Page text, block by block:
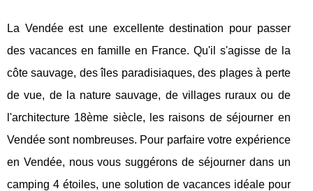
La Vendée est une excellente destination pour passer
des vacances en famille en France. Qu'il s'agisse de la
côte sauvage, des îles paradisiaques, des plages à perte
de vue, de la nature sauvage, de villages ruraux ou de
l'architecture 18ème siècle, les raisons de séjourner en
Vendée sont nombreuses. Pour parfaire votre expérience
en Vendée, nous vous suggérons de séjourner dans un
camping 4 étoiles, une solution de vacances idéale pour